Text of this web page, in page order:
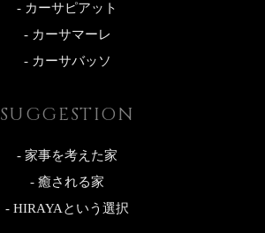
- カーサピアット
- カーサマーレ
- カーサバッソ
SUGGESTION
- 家事を考えた家
- 癒される家
- HIRAYAという選択